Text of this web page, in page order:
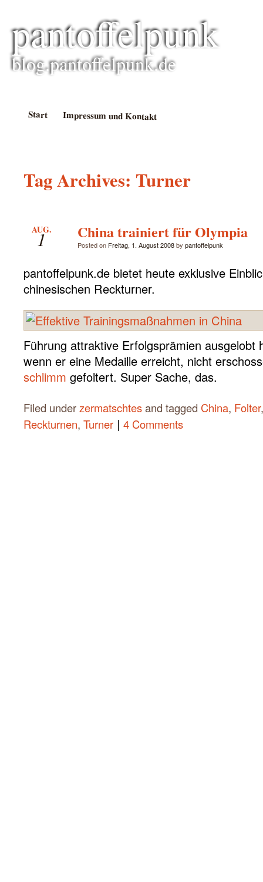
pantoffelpunk
blog.pantoffelpunk.de
Start Impressum und Kontakt
Tag Archives: Turner
AUG.
1 China trainiert für Olympia
Posted on Freitag, 1. August 2008by pantoffelpunk
pantoffelpunk.de bietet heute exklusive
chinesischen Reckturner.
Führung attraktive Erfolgsprämien ausgelobt
wenn er eine Medaille erreicht, nicht
schlimm gefoltert. Super Sache, das.
Filed underzermatschtesand tagged China, Folter
Reckturnen, Turner | 4 Comments